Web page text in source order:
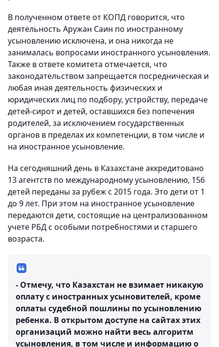
В полученном ответе от КОПД говорится, что
деятельность Аружан Саин по иностранному
усыновлению исключена, и она никогда не
занималась вопросами иностранного усыновления.
Также в ответе комитета отмечается, что
законодательством запрещается посредническая и
любая иная деятельность физических и
юридических лиц по подбору, устройству, передаче
детей-сирот и детей, оставшихся без попечения
родителей, за исключением государственных
органов в пределах их компетенции, в том числе и
на иностранное усыновление.
На сегодняшний день в Казахстане аккредитовано
13 агентств по международному усыновлению, 156
детей переданы за рубеж с 2015 года. Это дети от 1
до 9 лет. При этом на иностранное усыновление
передаются дети, состоящие на централизованном
учете РБД с особыми потребностями и старшего
возраста.
- Отмечу, что Казахстан не взимает никакую
оплату с иностранных усыновителей, кроме
оплаты судебной пошлины по усыновлению
ребенка. В открытом доступе на сайтах этих
организаций можно найти весь алгоритм
усыновления, в том числе и информацию о